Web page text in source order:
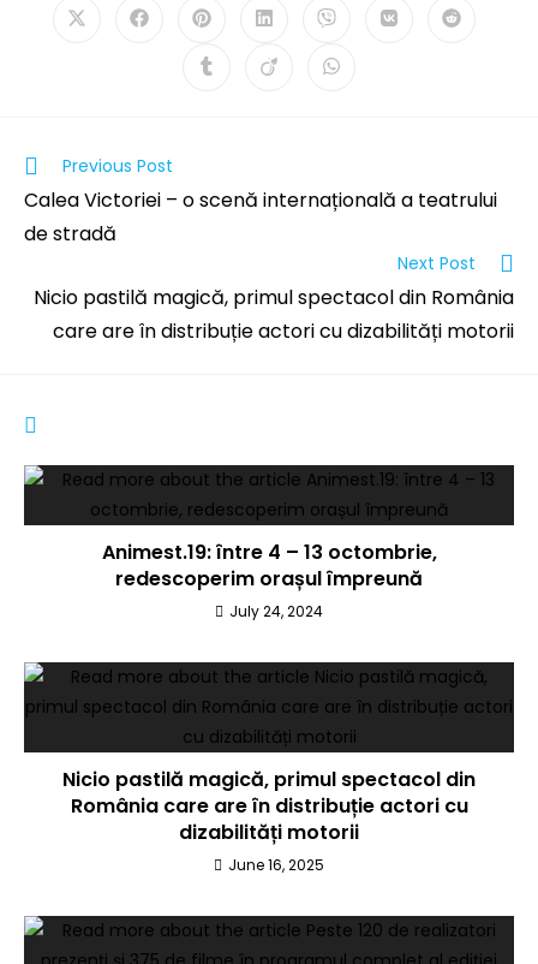
Previous Post
Calea Victoriei – o scenă internațională a teatrului
de stradă
Next Post
Nicio pastilă magică, primul spectacol din România
care are în distribuție actori cu dizabilități motorii
Animest.19: între 4 – 13 octombrie,
redescoperim orașul împreună
July 24, 2024
Nicio pastilă magică, primul spectacol din
România care are în distribuție actori cu
dizabilități motorii
June 16, 2025